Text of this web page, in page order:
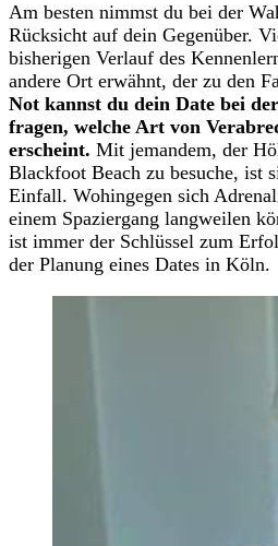
Am besten nimmst du bei der
Rücksicht auf dein Gegenüber.
bisherigen Verlauf des
andere Ort erwähnt, der zu den
Not kannst du dein Date bei
fragen, welche Art von
erscheint. Mit jemandem, der
Blackfoot Beach zu besuche, ist
Einfall. Wohingegen sich
einem Spaziergang langweilen
ist immer der Schlüssel zum
der Planung eines Dates in Köln.